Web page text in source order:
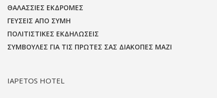
ΘΑΛΆΣΣΙΕΣ ΕΚΔΡΟΜΈΣ
ΓΕΎΣΕΙΣ ΑΠΌ ΣΎΜΗ
ΠΟΛΙΤΙΣΤΙΚΈΣ ΕΚΔΗΛΏΣΕΙΣ
ΣΥΜΒΟΥΛΈΣ ΓΙΑ ΤΙΣ ΠΡΏΤΕΣ ΣΑΣ ΔΙΑΚΟΠΈΣ ΜΑΖΊ
IAPETOS HOTEL